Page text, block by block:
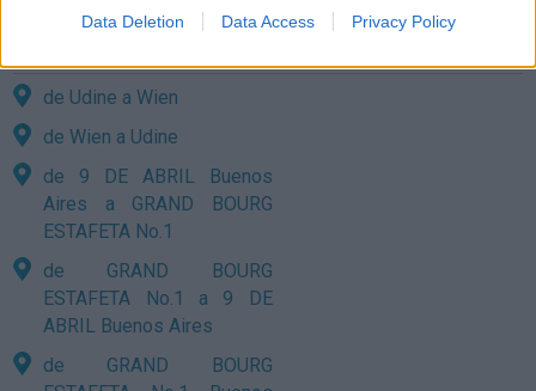
Data Deletion Data Access Privacy Policy
de Udine a Wien
de Wien a Udine
de 9 DE ABRIL Buenos
Aires a GRAND BOURG
ESTAFETA No.1
de GRAND BOURG
ESTAFETA No.1 a 9 DE
ABRIL Buenos Aires
de GRAND BOURG